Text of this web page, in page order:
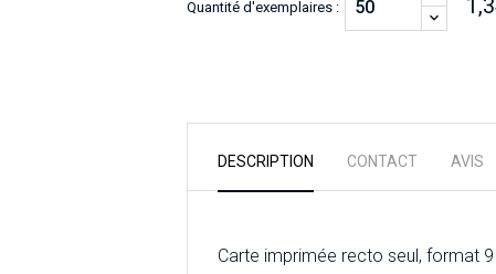
Quantité d'exemplaires :
DESCRIPTION CONTACT AVIS
Carte imprimée recto seul, format